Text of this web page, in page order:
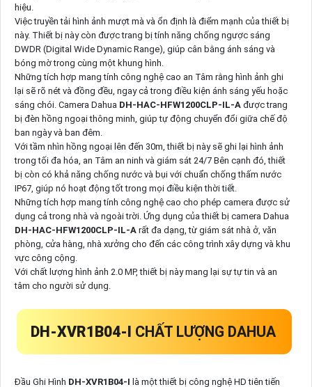
hiệu.
Việc truyền tải hình ảnh mượt mà và ổn định là điểm mạnh của thiết bị
này. Thiết bị này còn được trang bị tính năng chống ngược sáng
DWDR (Digital Wide Dynamic Range), giúp cân bằng ánh sáng và
bóng mờ trong cùng một khung hình.
Những tích hợp mang tính công nghệ cao an Tâm rằng hình ảnh ghi
lại sẽ rõ nét và đồng đều, ngay cả trong điều kiện ánh sáng yếu hoặc
sáng chói. Camera Dahua DH-HAC-HFW1200CLP-IL-Ađược trang
bị đèn hồng ngoại thông minh, giúp tự động chuyển đổi giữa chế độ
ban ngày và ban đêm.
Với tầm nhìn hồng ngoại lên đến 30m, thiết bị này sẽ ghi lại hình ảnh
trong tối đa hóa, an Tâm an ninh và giám sát 24/7 Bên cạnh đó, thiết
bị còn có khả năng chống nước và bụi với chuẩn chống thấm nước
IP67, giúp nó hoạt động tốt trong mọi điều kiện thời tiết.
Những tích hợp mang tính công nghệ cao cho phép camera được sử
dụng cả trong nhà và ngoài trời. Ứng dụng của thiết bị camera Dahua
DH-HAC-HFW1200CLP-IL-Arất đa dạng, từ giám sát nhà ở, văn
phòng, cửa hàng, nhà xưởng cho đến các công trình xây dựng và khu
vực công cộng.
Với chất lượng hình ảnh 2.0 MP, thiết bị này mang lại sự tự tin và an
tâm cho người sử dụng.
DH-XVR1B04-I CHẤT LƯỢNG DAHUA
Đầu Ghi Hình DH-XVR1B04-I là một thiết bị công nghệ HD tiên tiến